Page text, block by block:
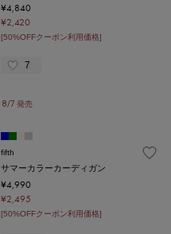
¥4,840
¥2,420
[50%OFFクーポン利用価格]
7
8/7 発売
fifth
サマーカラーカーディガン
¥4,990
¥2,495
[50%OFFクーポン利用価格]